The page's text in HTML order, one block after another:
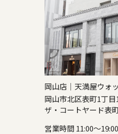
岡山店｜天満屋ウォ
岡山市北区表町1丁
ザ・コートヤード表
営業時間 11:00～